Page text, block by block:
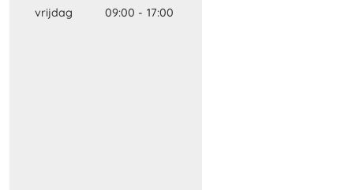
vrijdag
09:00 - 17:00